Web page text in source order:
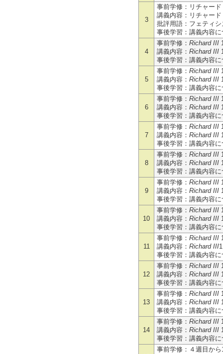
3
事前学修：リチャー
講義内容：リチャー
批評用語：フェティシ
事後学習：講義内容
4
事前学修： Richard III
講義内容： Richard III
事後学習：講義内容
5
事前学修： Richard III
講義内容： Richard III
事後学習：講義内容
6
事前学修： Richard III
講義内容： Richard III
事後学習：講義内容
7
事前学修： Richard III
講義内容： Richard III
事後学習：講義内容
8
事前学修： Richard III
講義内容： Richard III
事後学習：講義内容
9
事前学修： Richard III
講義内容： Richard III
事後学習：講義内容
10
事前学修： Richard III
講義内容： Richard III
事後学習：講義内容
11
事前学修： Richard III
講義内容： Richard III
事後学習：講義内容
12
事前学修： Richard III
講義内容： Richard III
事後学習：講義内容
13
事前学修： Richard III
講義内容： Richard III
事後学習：講義内容
14
事前学修： Richard III
講義内容： Richard III
事後学習：講義内容
事前学修：４週目か